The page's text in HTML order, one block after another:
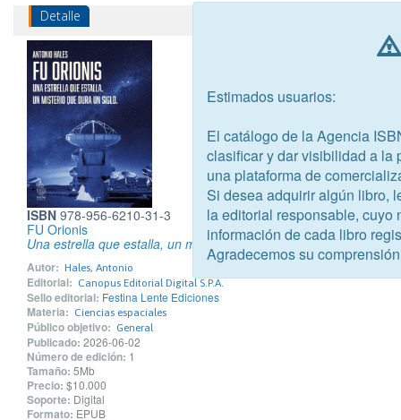
Detalle
ISBN 978-956-6210-31-3
FU Orionis
Una estrella que estalla, un misterio que dura un siglo
Autor: Hales, Antonio
Editorial: Canopus Editorial Digital S.P.A.
Sello editorial: Festina Lente Ediciones
Materia: Ciencias espaciales
Público objetivo: General
Publicado: 2026-06-02
Número de edición: 1
Tamaño: 5Mb
Precio: $10.000
Soporte: Digital
Formato: EPUB
Estimados usuarios:
El catálogo de la Agencia
clasificar y dar visibilidad a la
una plataforma de
Si desea adquirir algún libro,
la editorial responsable, cuyo
información de cada libro
Agradecemos su